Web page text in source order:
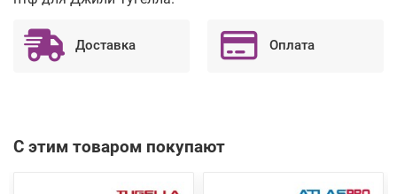
Доставка Оплата
С этим товаром покупают